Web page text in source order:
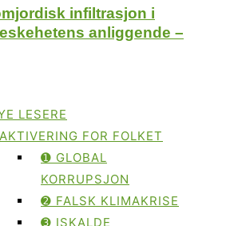
infiltrasjon i
anliggende –
LESERE
AKTIVERING FOR FOLKET
➊ GLOBAL
KORRUPSJON
➋ FALSK KLIMAKRISE
➌ ISKALDE